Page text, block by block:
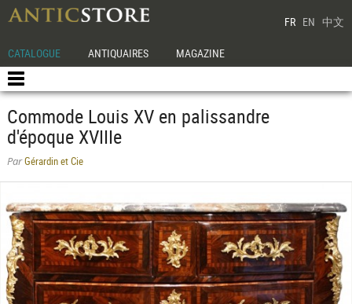
FR EN 中文
CATALOGUE ANTIQUAIRES MAGAZINE
Commode Louis XV en palissandre
d'époque XVIIIe
ParGérardin et Cie